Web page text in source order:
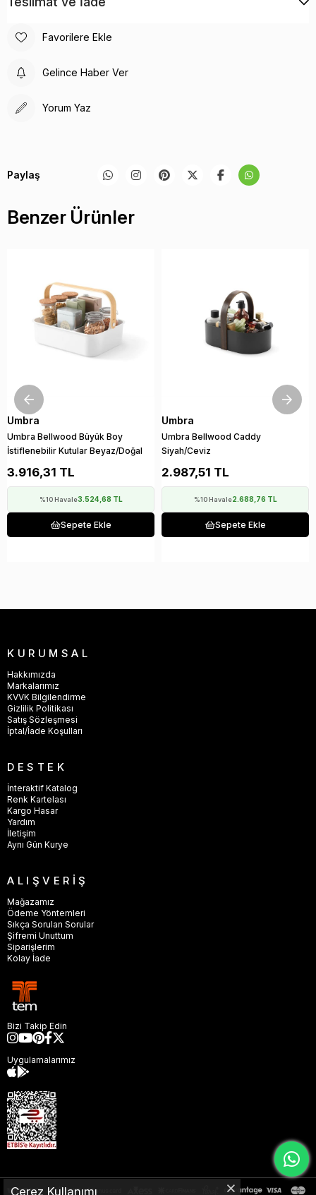
Biçim: Yuvarlak
Favorilere Ekle
Gelince Haber Ver
Yorum Yaz
Paylaş
Benzer Ürünler
Umbra
Umbra Bellwood Büyük Boy
İstiflenebilir Kutular Beyaz/Doğal
3.916,31 TL
%10 Havale3.524,68 TL
Sepete Ekle
Umbra
Umbra Bellwood Caddy
Siyah/Ceviz
2.987,51 TL
%10 Havale2.688,76 TL
Sepete Ekle
KURUMSAL
Hakkımızda
Markalarımız
KVVK Bilgilendirme
Gizlilik Politikası
Satış Sözleşmesi
İptal/İade Koşulları
DESTEK
İnteraktif Katalog
Renk Kartelası
Kargo Hasar
Yardım
İletişim
Aynı Gün Kurye
ALIŞVERİŞ
Mağazamız
Ödeme Yöntemleri
Sıkça Sorulan Sorular
Şifremi Unuttum
Siparişlerim
Kolay İade
Bizi Takip Edin
Uygulamalarımız
Çerez Kullanımı